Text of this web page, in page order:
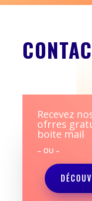
Recevez
ofrres
boite mail
– OU –